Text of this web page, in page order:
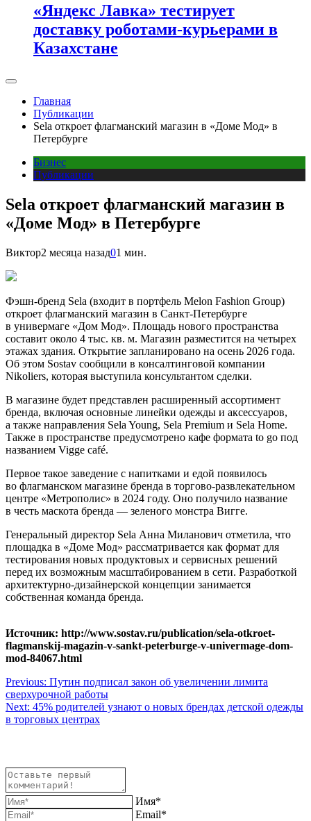
«Яндекс Лавка» тестирует
доставку роботами-курьерами в
Казахстане
Главная
Публикации
Sela откроет флагманский магазин в «Доме Мод» в
Петербурге
Бизнес
Публикации
Sela откроет флагманский магазин в
«Доме Мод» в Петербурге
Виктор2 месяца назад01 мин.
Фэшн-бренд Sela (входит в портфель Melon Fashion Group)
откроет флагманский магазин в Санкт-Петербурге
в универмаге «Дом Мод». Площадь нового пространства
составит около 4 тыс. кв. м. Магазин разместится на четырех
этажах здания. Открытие запланировано на осень 2026 года.
Об этом Sostav сообщили в консалтинговой компании
Nikoliers, которая выступила консультантом сделки.
В магазине будет представлен расширенный ассортимент
бренда, включая основные линейки одежды и аксессуаров,
а также направления Sela Young, Sela Premium и Sela Home.
Также в пространстве предусмотрено кафе формата to go под
названием Vigge café.
Первое такое заведение с напитками и едой появилось
во флагманском магазине бренда в торгово-развлекательном
центре «Метрополис» в 2024 году. Оно получило название
в честь маскота бренда — зеленого монстра Вигге.
Генеральный директор Sela Анна Миланович отметила, что
площадка в «Доме Мод» рассматривается как формат для
тестирования новых продуктовых и сервисных решений
перед их возможным масштабированием в сети. Разработкой
архитектурно-дизайнерской концепции занимается
собственная команда бренда.
Источник: http://www.sostav.ru/publication/sela-otkroet-
flagmanskij-magazin-v-sankt-peterburge-v-univermage-dom-
mod-84067.html
Навигация
по
записям
Previous: Путин подписал закон об увеличении лимита
сверхурочной работы
Next: 45% родителей узнают о новых брендах детской одежды
в торговых центрах
Имя*
Email*